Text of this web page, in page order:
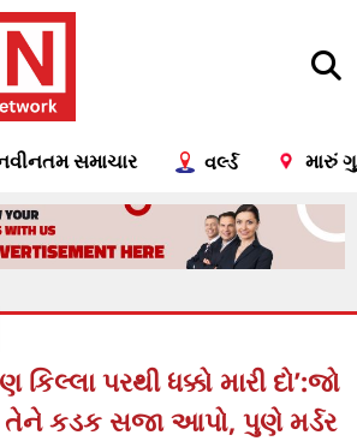
સમાચાર વર્લ્ડ મારું
કિલ્લા પરથી ધક્કો મારી દો’:જો
તેને કડક સજા આપો, પુણે મર્ડર